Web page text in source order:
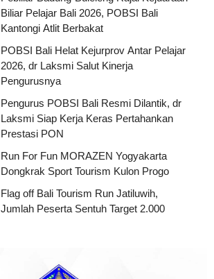
Biliar Pelajar Bali 2026, POBSI Bali
Kantongi Atlit Berbakat
POBSI Bali Helat Kejurprov Antar Pelajar
2026, dr Laksmi Salut Kinerja
Pengurusnya
Pengurus POBSI Bali Resmi Dilantik, dr
Laksmi Siap Kerja Keras Pertahankan
Prestasi PON
Run For Fun MORAZEN Yogyakarta
Dongkrak Sport Tourism Kulon Progo
Flag off Bali Tourism Run Jatiluwih,
Jumlah Peserta Sentuh Target 2.000